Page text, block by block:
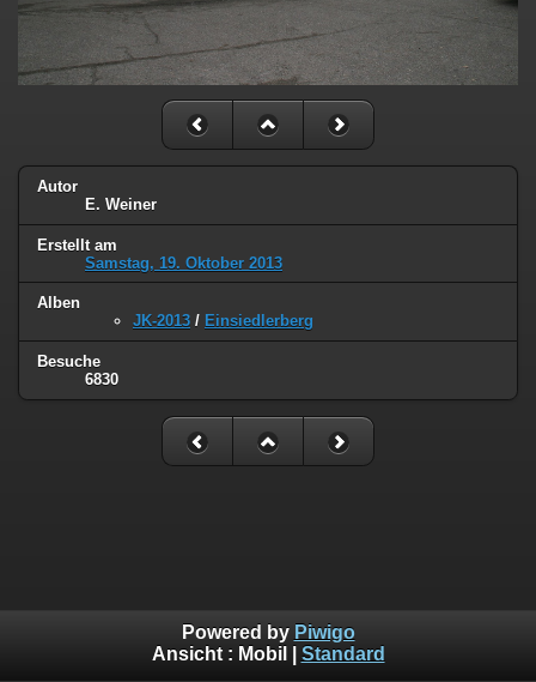
Autor
E. Weiner
Erstellt am
Samstag, 19. Oktober 2013
Alben
JK-2013 / Einsiedlerberg
Besuche
6830
Powered by Piwigo
Ansicht : Mobil Standard